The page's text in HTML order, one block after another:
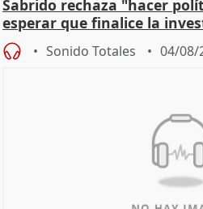
Sabrido rechaza "hacer
esperar que finalice la
Sonido Totales 04/08/